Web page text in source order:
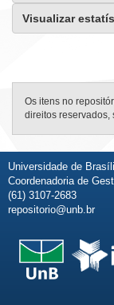
Visualizar
Os itens no
direitos reservados,
Universidade de
Coordenadoria de
(61) 3107-2683
repositorio@unb.br